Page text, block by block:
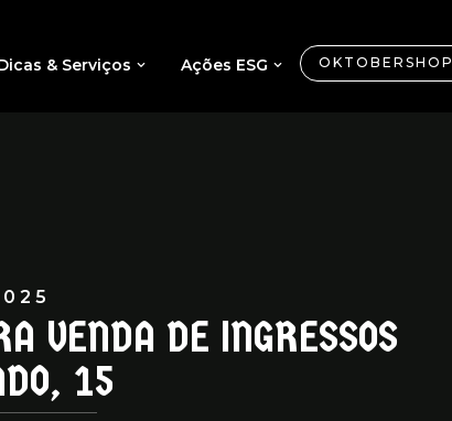
& Serviços Ações ESG OKTOBERSHOP
VENDA DE INGRESSOS
15